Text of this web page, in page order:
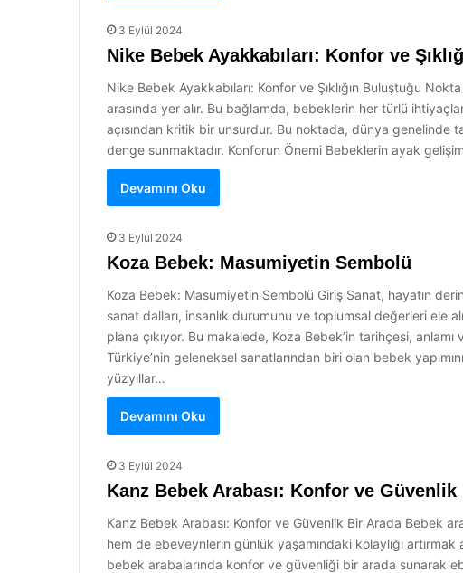
3 Eylül 2024
Nike Bebek Ayakkabıları: Konfor ve
Nike Bebek Ayakkabıları: Konfor ve Şıklığın Buluştuğu
arasında yer alır. Bu bağlamda, bebeklerin her türlü
açısından kritik bir unsurdur. Bu noktada, dünya genelinde
denge sunmaktadır. Konforun Önemi Bebeklerin ayak
Devamını Oku
3 Eylül 2024
Koza Bebek: Masumiyetin Sembolü
Koza Bebek: Masumiyetin Sembolü Giriş Sanat, hayatın
sanat dalları, insanlık durumunu ve toplumsal değerleri ele
plana çıkıyor. Bu makalede, Koza Bebek’in tarihçesi,
Türkiye’nin geleneksel sanatlarından biri olan bebek
yüzyıllar…
Devamını Oku
3 Eylül 2024
Kanz Bebek Arabası: Konfor ve
Kanz Bebek Arabası: Konfor ve Güvenlik Bir Arada Bebek
hem de ebeveynlerin günlük yaşamındaki kolaylığı
bebek arabalarında konfor ve güvenliği bir arada sunarak